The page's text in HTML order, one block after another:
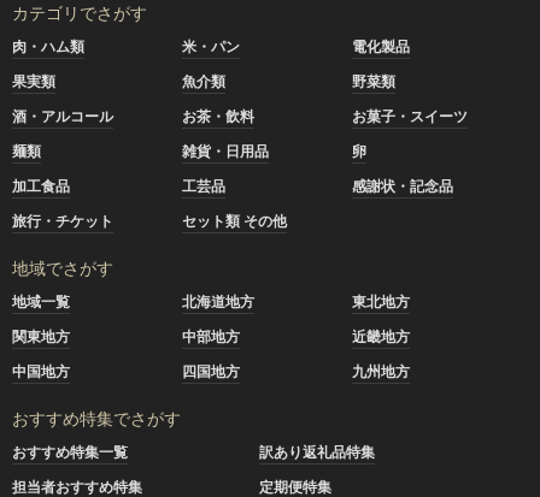
カテゴリでさがす
肉・ハム類 米・パン
電化製品
果実類
魚介類
野菜類
酒・アルコール
お茶・飲料
お菓子・スイーツ
麺類
雑貨・日用品
卵
加工食品
工芸品
感謝状・記念品
旅行・チケット
セット類 その他
地域でさがす
地域一覧 北海道地方
東北地方
関東地方
中部地方
近畿地方
中国地方
四国地方 九州地方
おすすめ特集でさがす
おすすめ特集一覧
訳あり返礼品特集
担当者おすすめ特集
定期便特集